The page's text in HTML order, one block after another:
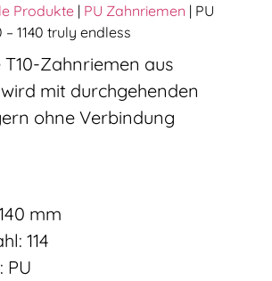
Produkte| PU Zahnriemen | PU
1140 truly endless
Zahnriemen aus
mit durchgehenden
ohne Verbindung
mm
114
PU